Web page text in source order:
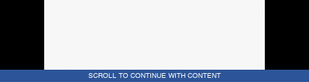
SCROLL TO CONTINUE WITH CONTENT